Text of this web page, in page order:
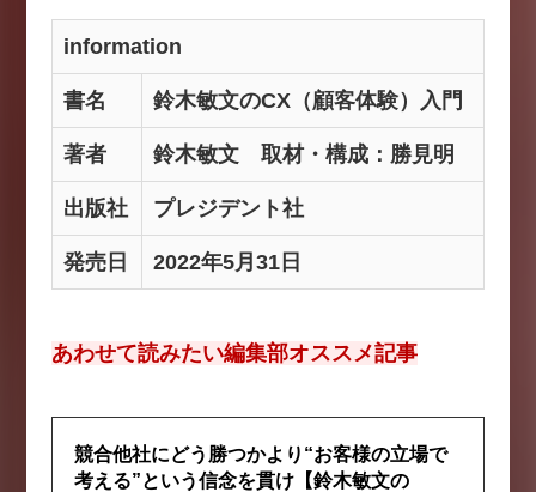
information
書名 鈴木敏文のCX（顧客体験）入門
著者 鈴木敏文 取材・構成：勝見明
出版社 プレジデント社
発売日 2022年5月31日
あわせて読みたい編集部オススメ記事
競合他社にどう勝つかより“お客様の立場で
考える”という信念を貫け【鈴木敏文の